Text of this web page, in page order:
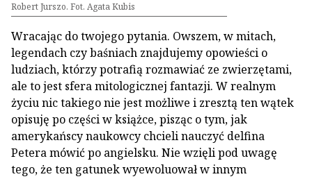
Robert Jurszo. Fot. Agata Kubis
Wracając do twojego pytania. Owszem, w mitach,
legendach czy baśniach znajdujemy opowieści o
ludziach, którzy potrafią rozmawiać ze zwierzętami,
ale to jest sfera mitologicznej fantazji. W realnym
życiu nic takiego nie jest możliwe i zresztą ten wątek
opisuję po części w książce, pisząc o tym, jak
amerykańscy naukowcy chcieli nauczyć delfina
Petera mówić po angielsku. Nie wzięli pod uwagę
tego, że ten gatunek wyewoluował w innym